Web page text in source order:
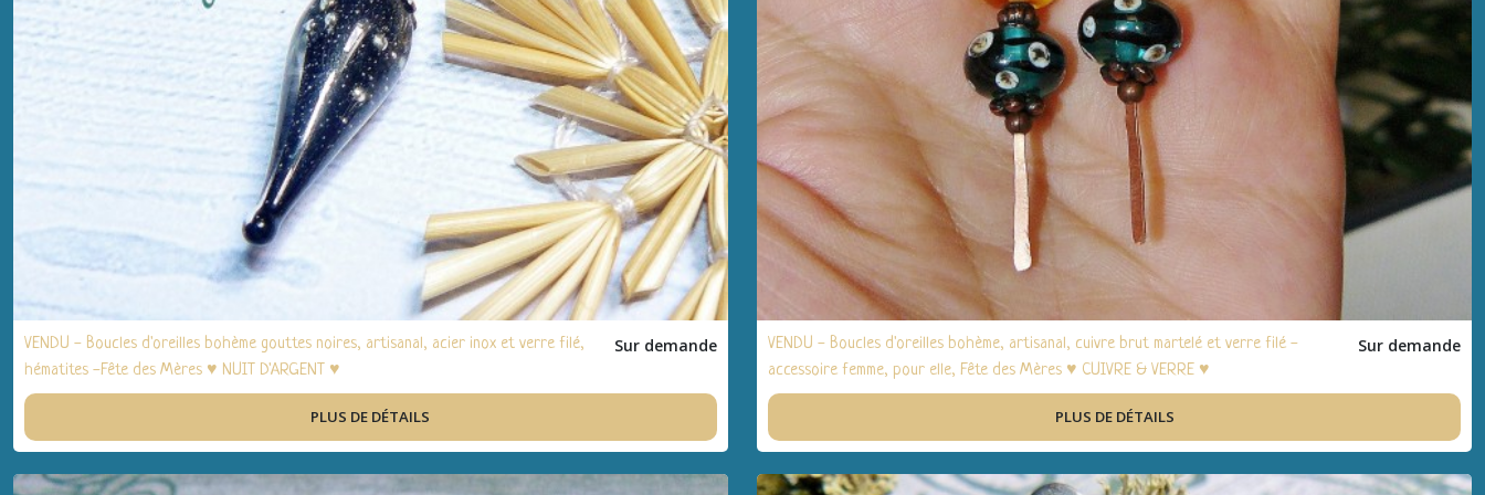
VENDU - Boucles d'oreilles bohème gouttes noires, artisanal, acier inox et verre filé,
hématites -Fête des Mères ♥ NUIT D'ARGENT ♥
Sur demande
PLUS DE DÉTAILS
VENDU - Boucles d'oreilles bohème, artisanal, cuivre brut martelé et verre filé -
accessoire femme, pour elle, Fête des Mères ♥ CUIVRE & VERRE ♥
Sur demande
PLUS DE DÉTAILS